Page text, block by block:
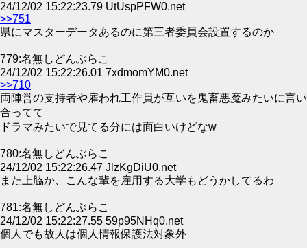
24/12/02 15:22:23.79 UtUspPFW0.net
>>751
県にマスターデータあるのに第三者委員会設置するのか
779:名無しどんぶらこ
24/12/02 15:22:26.01 7xdmomYM0.net
>>710
両陣営の支持者や雇われ工作員が互いを鬼畜悪魔みたいに言い
合ってて
ドラマみたいで見てる分には面白いけどなw
780:名無しどんぶらこ
24/12/02 15:22:26.47 JlzKgDiU0.net
また上脇か、こんな輩を雇用する大学もどうかしてるわ
781:名無しどんぶらこ
24/12/02 15:22:27.55 59p95NHq0.net
個人でも故人は個人情報保護法対象外